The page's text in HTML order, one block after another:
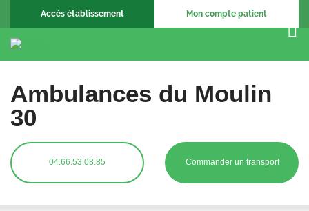
Accès établissement Mon compte patient
Ambulances du Moulin
30
04.66.53.08.85 Commander un transport